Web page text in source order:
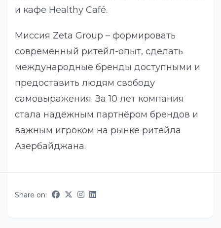
и кафе Healthy Café.
Миссия Zeta Group – формировать
современный ритейл-опыт, сделать
международные бренды доступными и
предоставить людям свободу
самовыражения. За 10 лет компания
стала надёжным партнёром брендов и
важным игроком на рынке ритейла
Азербайджана.
Share on: